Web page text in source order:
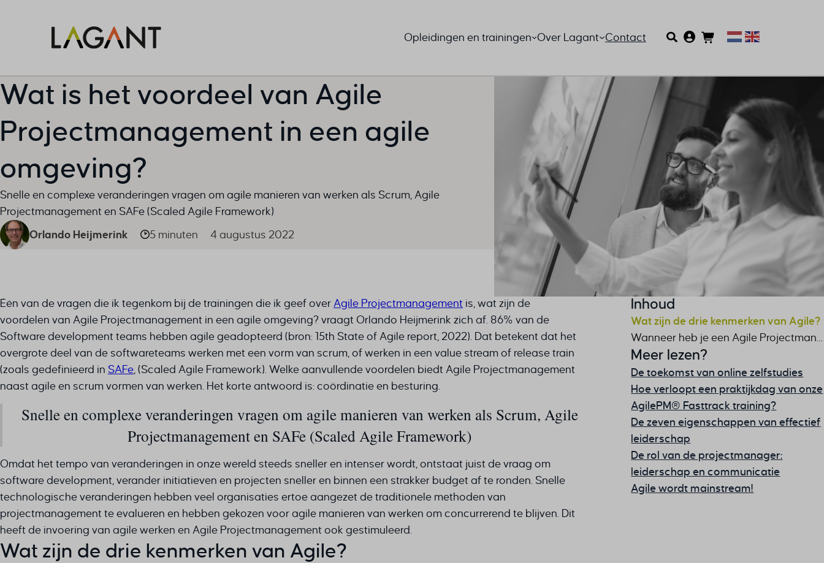
Opleidingen en trainingen Over Lagant Contact
Wat is het voordeel van Agile
Projectmanagement in een agile
omgeving?
Snelle en complexe veranderingen vragen om agile manieren van werken als Scrum, Agile
Projectmanagement en SAFe (Scaled Agile Framework)
Orlando Heijmerink
5 minuten 4 augustus 2022
Één van de vragen die ik tegenkom bij de trainingen die ik geef over Agile Projectmanagement is, wat zijn de
voordelen van Agile Projectmanagement in een agile omgeving? vraagt Orlando Heijmerink zich af. 86% van de
Software development teams hebben agile geadopteerd (bron: 15th State of Agile report, 2022). Dat betekent dat het
overgrote deel van de softwareteams werken met een vorm van scrum, of werken in een value stream of release train
(zoals gedefinieerd in SAFe, (Scaled Agile Framework). Welke aanvullende voordelen biedt Agile Projectmanagement
naast agile en scrum vormen van werken. Het korte antwoord is: coördinatie en besturing.
Snelle en complexe veranderingen vragen om agile manieren van werken als Scrum, Agile
Projectmanagement en SAFe (Scaled Agile Framework)
Omdat het tempo van veranderingen in onze wereld steeds sneller en intenser wordt, ontstaat juist de vraag om
software development, verander initiatieven en projecten sneller en binnen een strakker budget af te ronden. Snelle
technologische veranderingen hebben veel organisaties ertoe aangezet de traditionele methoden van
projectmanagement te evalueren en hebben gekozen voor agile manieren van werken om concurrerend te blijven. Dit
heeft de invoering van agile werken en Agile Projectmanagement ook gestimuleerd.
Wat zijn de drie kenmerken van Agile?
Inhoud
Wat zijn de drie kenmerken van Agile?
Wanneer heb je een Agile Projectmanager nodig?
Meer lezen?
De toekomst van online zelfstudies
Hoe verloopt een praktijkdag van onze
AgilePM® Fasttrack training?
De zeven eigenschappen van effectief
leiderschap
De rol van de projectmanager:
leiderschap en communicatie
Agile wordt mainstream!